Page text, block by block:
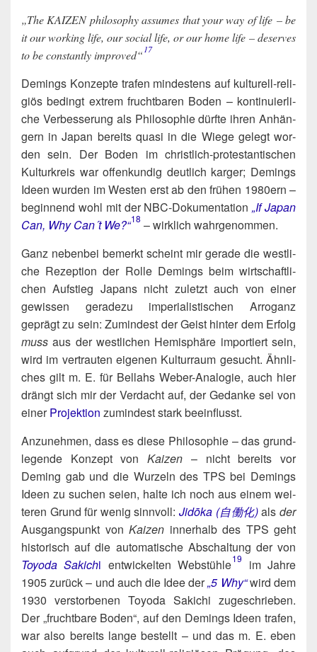
„The KAIZEN phi­lo­so­phy assu­mes that your way of life – be
it our working life, our social life, or our home life – deser­ves
to be con­stant­ly impro­ved“​ 17
Demings Kon­zep­te tra­fen min­des­tens auf kul­tu­rell-reli­
gi­ös bedingt extrem frucht­ba­ren Boden – kon­ti­nu­ier­li­
che Ver­bes­se­rung als Phi­lo­so­phie dürf­te ihren Anhän­
gern in Japan bereits qua­si in die Wie­ge gelegt wor­
den sein. Der Boden im christ­lich-pro­tes­tan­ti­schen
Kul­tur­kreis war offen­kun­dig deut­lich kar­ger; Demings
Ideen wur­den im Wes­ten erst ab den frü­hen 1980ern –
begin­nend wohl mit der NBC-Doku­men­ta­ti­on„If Japan
Can, Why Can´t We?“18 – wirk­lich wahrgenommen.
Ganz neben­bei bemerkt scheint mir gera­de die west­li­
che Rezep­ti­on der Rol­le Demings beim wirt­schaft­li­
chen Auf­stieg Japans nicht zuletzt auch von einer
gewis­sen gera­de­zu impe­ria­lis­ti­schen Arro­ganz
geprägt zu sein: Zumin­dest der Geist hin­ter dem Erfolg
muss aus der west­li­chen Hemi­sphä­re impor­tiert sein,
wird im ver­trau­ten eige­nen Kul­tur­raum gesucht. Ähn­li­
ches gilt m. E. für Bel­lahs Weber-Ana­lo­gie, auch hier
drängt sich mir der Ver­dacht auf, der Gedan­ke sei von
einerPro­jek­ti­on zumin­dest stark beeinflusst.
Anzu­neh­men, dass es die­se Phi­lo­so­phie – das grund­
le­gen­de Kon­zept vonKai­zen – nicht bereits vor
Deming gab und die Wur­zeln des TPS bei Demings
Ideen zu suchen sei­en, hal­te ich noch aus einem wei­
te­ren Grund für wenig sinn­voll: Jidō­ka (自働化)alsder
Aus­gangs­punkt von Kai­zen inner­halb des TPS geht
his­to­risch auf die auto­ma­ti­sche Abschal­tung der von
Toyo­da Sakichi ent­wi­ckel­ten Webstühle​19
im Jah­re
1905 zurück – und auch die Idee der„5 Why“wird dem
1930 ver­stor­be­nen Toyo­da Saki­chi zuge­schrie­ben.
Der „frucht­ba­re Boden“, auf den Demings Ideen tra­fen,
war also bereits lan­ge bestellt – und das m. E. eben